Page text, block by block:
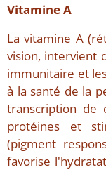
Vitamine A
La vitamine A
vision, intervient
immunitaire et
à la santé de la
transcription de
protéines et
(pigment
favorise